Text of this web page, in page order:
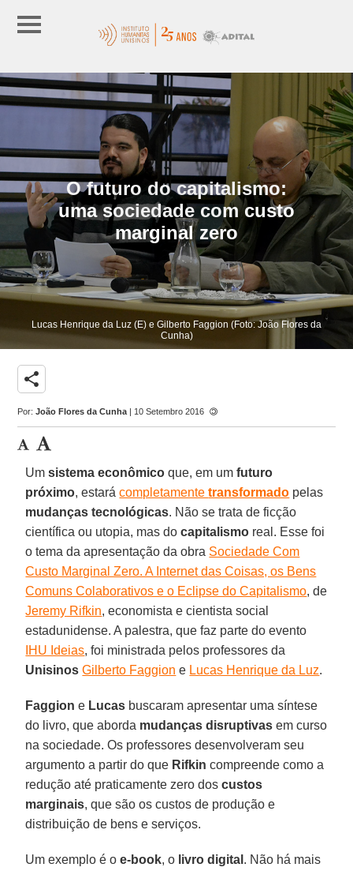
O futuro do capitalismo:
uma sociedade com custo
marginal zero
Lucas Henrique da Luz (E) e Gilberto Faggion (Foto: João Flores da
Cunha)
share
Por:João Flores da Cunha | 10 Setembro 2016
Umsistema econômico que, em umfuturo
próximo, estarácompletamentetransformado pelas
mudanças tecnológicas. Não se trata de ficção
científica ou utopia, mas docapitalismo real. Esse foi
o tema da apresentação da obra Sociedade Com
Custo Marginal Zero. A Internet das Coisas, os Bens
Comuns Colaborativos e o Eclipse do Capitalismo, de
Jeremy Rifkin, economista e cientista social
estadunidense. A palestra, que faz parte do evento
IHU Ideias, foi ministrada pelos professores da
Unisinos Gilberto Faggion e Lucas Henrique da Luz.
Faggion e Lucas buscaram apresentar uma síntese
do livro, que aborda mudanças disruptivas em curso
na sociedade. Os professores desenvolveram seu
argumento a partir do que Rifkin compreende como a
redução até praticamente zero doscustos
marginais, que são os custos de produção e
distribuição de bens e serviços.
Um exemplo é oe-book, o livro digital . Não há mais